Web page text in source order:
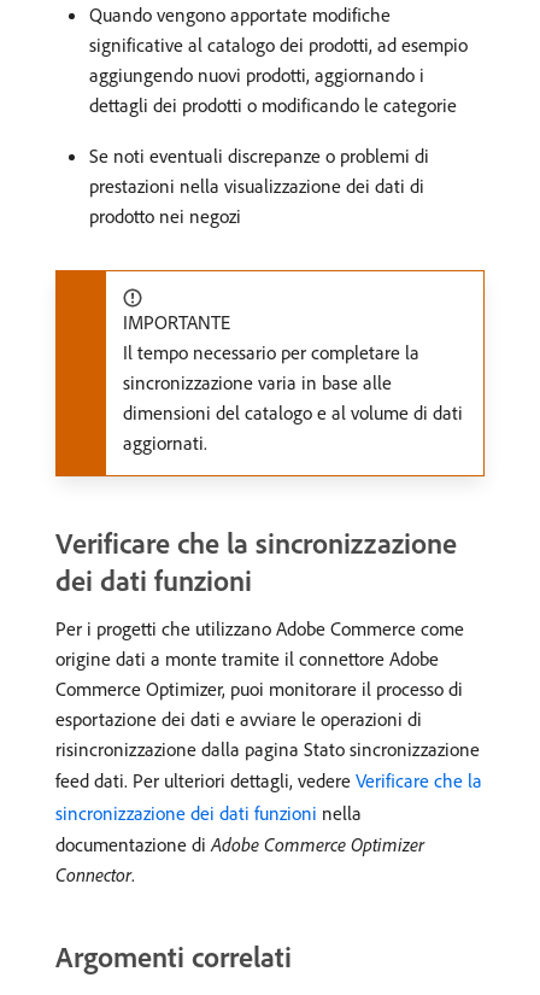
Quando vengono apportate modifiche
significative al catalogo dei prodotti, ad esempio
aggiungendo nuovi prodotti, aggiornando i
dettagli dei prodotti o modificando le categorie
Se noti eventuali discrepanze o problemi di
prestazioni nella visualizzazione dei dati di
prodotto nei negozi
IMPORTANTE
Il tempo necessario per completare la
sincronizzazione varia in base alle
dimensioni del catalogo e al volume di dati
aggiornati.
Verificare che la sincronizzazione
dei dati funzioni
Per i progetti che utilizzano Adobe Commerce come
origine dati a monte tramite il connettore Adobe
Commerce Optimizer, puoi monitorare il processo di
esportazione dei dati e avviare le operazioni di
risincronizzazione dalla pagina Stato sincronizzazione
feed dati. Per ulteriori dettagli, vedere Verificare che la
sincronizzazione dei dati funzioni nella
documentazione di Adobe Commerce Optimizer
Connector.
Argomenti correlati